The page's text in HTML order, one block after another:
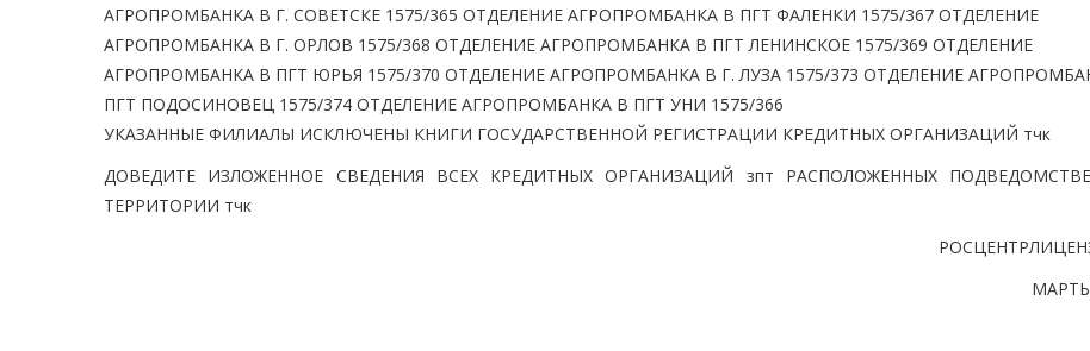
АГРОПРОМБАНКА В Г. СОВЕТСКЕ 1575/365 ОТДЕЛЕНИЕ АГРОПРОМБАНКА В ПГТ ФАЛЕНКИ 1575/367 ОТДЕЛЕНИЕ
АГРОПРОМБАНКА В Г. ОРЛОВ 1575/368 ОТДЕЛЕНИЕ АГРОПРОМБАНКА В ПГТ ЛЕНИНСКОЕ 1575/369 ОТДЕЛЕНИЕ
АГРОПРОМБАНКА В ПГТ ЮРЬЯ 1575/370 ОТДЕЛЕНИЕ АГРОПРОМБАНКА В Г. ЛУЗА 1575/373 ОТДЕЛЕНИЕ
ПГТ ПОДОСИНОВЕЦ 1575/374 ОТДЕЛЕНИЕ АГРОПРОМБАНКА В ПГТ УНИ 1575/366
УКАЗАННЫЕ ФИЛИАЛЫ ИСКЛЮЧЕНЫ КНИГИ ГОСУДАРСТВЕННОЙ РЕГИСТРАЦИИ КРЕДИТНЫХ ОРГАНИЗАЦИЙ тчк
ДОВЕДИТЕ ИЗЛОЖЕННОЕ СВЕДЕНИЯ ВСЕХ КРЕДИТНЫХ ОРГАНИЗАЦИЙ зпт РАСПОЛОЖЕННЫХ
ТЕРРИТОРИИ тчк